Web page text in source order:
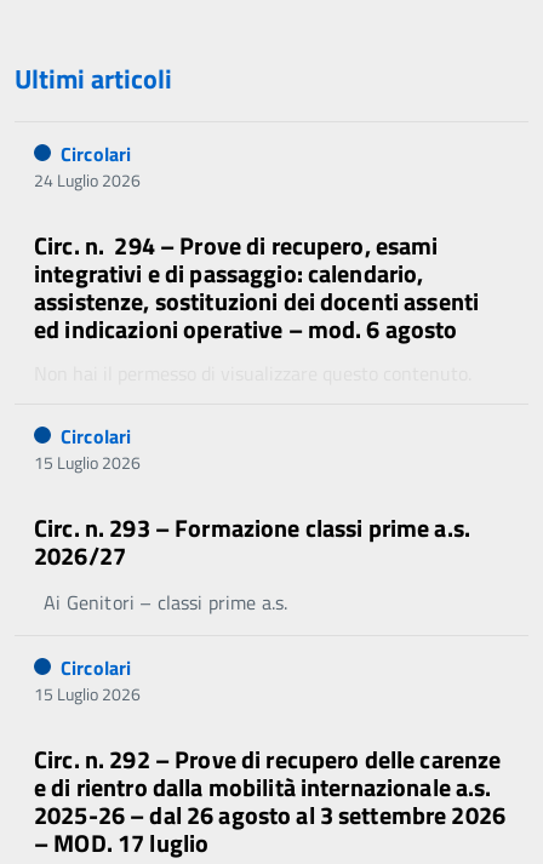
Ultimi articoli
Circolari
24 Luglio 2026
Circ. n. 294 – Prove di recupero, esami
integrativi e di passaggio: calendario,
assistenze, sostituzioni dei docenti assenti
ed indicazioni operative – mod. 6 agosto
Circolari
15 Luglio 2026
Circ. n. 293 – Formazione classi prime a.s.
2026/27
Ai Genitori – classi prime a.s.
Circolari
15 Luglio 2026
Circ. n. 292 – Prove di recupero delle carenze
e di rientro dalla mobilità internazionale a.s.
2025-26 – dal 26 agosto al 3 settembre 2026
– MOD. 17 luglio